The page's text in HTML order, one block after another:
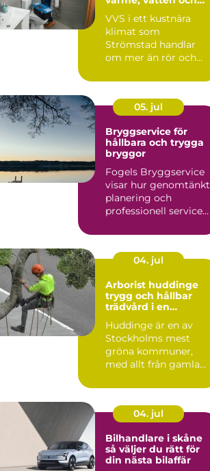
VVS i ett kustnära
klimat som
Strömstad handlar
om mer än rör och
05. jul
Bryggservice för
hållbara och trygga
bryggor
Fogels Bryggservice
visar hur genomtänkt
planering och
professionell service
04. jul
Arborist huddinge
trygg och hållbar
trädvård i en
Huddinge är en av
Stockholms mest
gröna kommuner,
med allt från gamla
naturtomter till...
04. jul
Bilhandlare i skåne
så väljer du rätt för
din nästa bilaffär